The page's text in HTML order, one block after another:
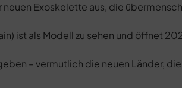
Exoskelette aus, die
ist als Modell zu sehen und öffnet
– vermutlich die neuen Länder,